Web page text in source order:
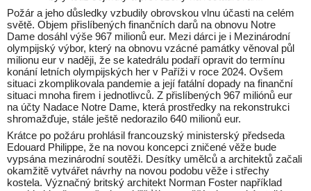
Požár a jeho důsledky vzbudily obrovskou vlnu účasti na celém
světě. Objem přislíbených finančních darů na obnovu Notre
Dame dosáhl výše 967 milionů eur. Mezi dárci je i Mezinárodní
olympijský výbor, který na obnovu vzácné památky věnoval půl
milionu eur v naději, že se katedrálu podaří opravit do termínu
konání letních olympijských her v Paříži v roce 2024. Ovšem
situaci zkomplikovala pandemie a její fatální dopady na finanční
situaci mnoha firem i jednotlivců. Z přislíbených 967 miliónů eur
na účty Nadace Notre Dame, která prostředky na rekonstrukci
shromažďuje, stále ještě nedorazilo 640 milionů eur.
Krátce po požáru prohlásil francouzský ministerský předseda
Edouard Philippe, že na novou koncepci zničené věže bude
vypsána mezinárodní soutěži. Desítky umělců a architektů začali
okamžitě vytvářet návrhy na novou podobu věže i střechy
kostela. Význačný britský architekt Norman Foster například